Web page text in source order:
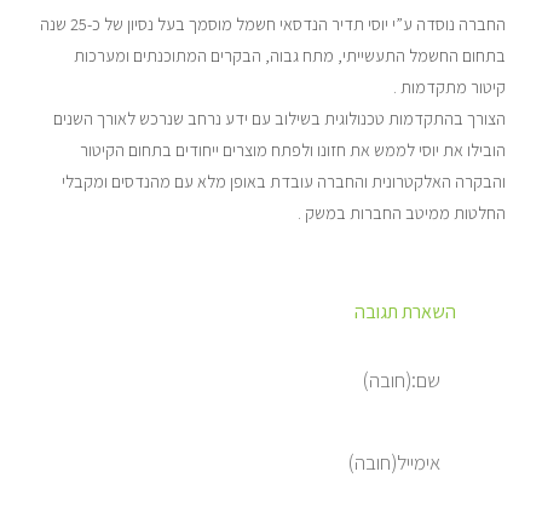
החברה נוסדה ע”י יוסי תדיר הנדסאי חשמל מוסמך בעל נסיון של כ-25 שנה
בתחום החשמל התעשייתי, מתח גבוה, הבקרים המתוכנתים ומערכות
קיטור מתקדמות .
הצורך בהתקדמות טכנולוגית בשילוב עם ידע נרחב שנרכש לאורך השנים
הובילו את יוסי לממש את חזונו ולפתח מוצרים ייחודים בתחום הקיטור
והבקרה האלקטרונית והחברה עובדת באופן מלא עם מהנדסים ומקבלי
החלטות ממיטב החברות במשק .
השארת תגובה